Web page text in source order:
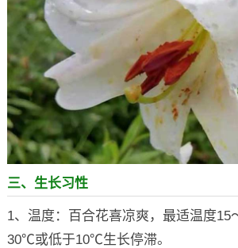
三、生长习性
1、温度：百合花喜凉爽，最适温度
30℃或低于10℃生长停滞。